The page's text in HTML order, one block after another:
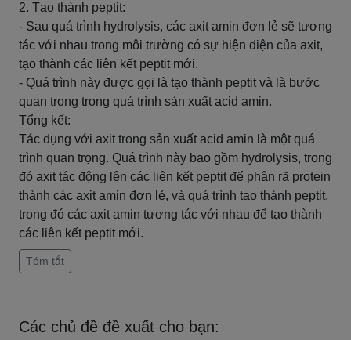
2. Tạo thành peptit:
- Sau quá trình hydrolysis, các axit amin đơn lẻ sẽ tương
tác với nhau trong môi trường có sự hiện diện của axit,
tạo thành các liên kết peptit mới.
- Quá trình này được gọi là tạo thành peptit và là bước
quan trọng trong quá trình sản xuất acid amin.
Tổng kết:
Tác dụng với axit trong sản xuất acid amin là một quá
trình quan trọng. Quá trình này bao gồm hydrolysis, trong
đó axit tác động lên các liên kết peptit để phân rã protein
thành các axit amin đơn lẻ, và quá trình tạo thành peptit,
trong đó các axit amin tương tác với nhau để tạo thành
các liên kết peptit mới.
Tóm tắt
Các chủ đề đề xuất cho bạn: